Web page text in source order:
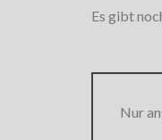
Es gibt
Nur